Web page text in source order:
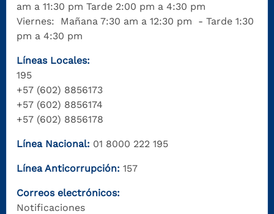
am a 11:30 pm Tarde 2:00 pm a 4:30 pm
Viernes: Mañana 7:30 am a 12:30 pm - Tarde 1:30
pm a 4:30 pm
Líneas Locales:
195
+57 (602) 8856173
+57 (602) 8856174
+57 (602) 8856178
Línea Nacional: 01 8000 222 195
Línea Anticorrupción: 157
Correos electrónicos:
Notificaciones